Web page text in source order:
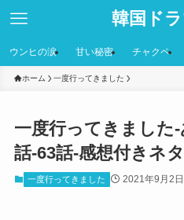
韓国ド
ウンヒの涙 甘い秘密 チャクペ
ホーム 一度行ってきました
一度行ってきました
話-63話-感想付きネ
一度行ってきました 2021年9月2日